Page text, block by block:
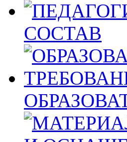
СОСТАВ